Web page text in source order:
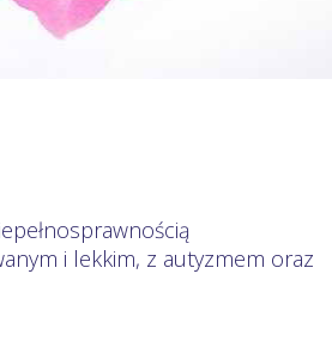
i lekkim, z autyzmem oraz